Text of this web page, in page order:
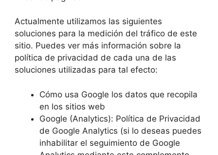
Actualmente utilizamos las siguientes
soluciones para la medición del tráfico de este
sitio. Puedes ver más información sobre la
política de privacidad de cada una de las
soluciones utilizadas para tal efecto:
Cómo usa Google los datos que recopila
en los sitios web
Google (Analytics): Política de Privacidad
de Google Analytics (si lo deseas puedes
inhabilitar el seguimiento de Google